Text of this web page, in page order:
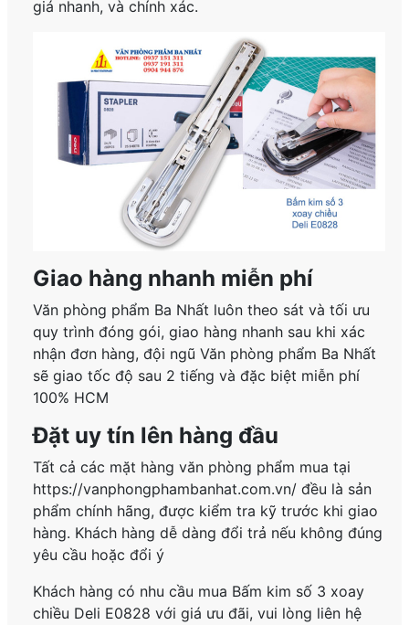
giá nhanh, và chính xác.
Giao hàng nhanh miễn phí
Văn phòng phẩm Ba Nhất luôn theo sát và tối ưu
quy trình đóng gói, giao hàng nhanh sau khi xác
nhận đơn hàng, đội ngũ Văn phòng phẩm Ba Nhất
sẽ giao tốc độ sau 2 tiếng và đặc biệt miễn phí
100% HCM
Đặt uy tín lên hàng đầu
Tất cả các mặt hàng văn phòng phẩm mua tại
https://vanphongphambanhat.com.vn/ đều là sản
phẩm chính hãng, được kiểm tra kỹ trước khi giao
hàng. Khách hàng dễ dàng đổi trả nếu không đúng
yêu cầu hoặc đổi ý
Khách hàng có nhu cầu mua Bấm kim số 3 xoay
chiều Deli E0828 với giá ưu đãi, vui lòng liên hệ